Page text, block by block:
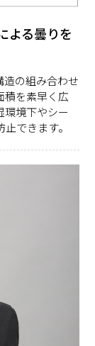
よる曇りを
造の組み合わせ
積を素早く広
環境下やシー
できます。